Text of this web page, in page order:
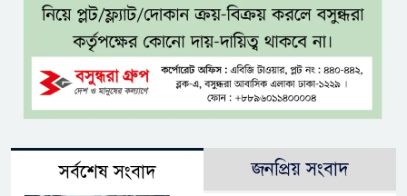
সর্বশেষ সংবাদ জনপ্রিয় সংবাদ